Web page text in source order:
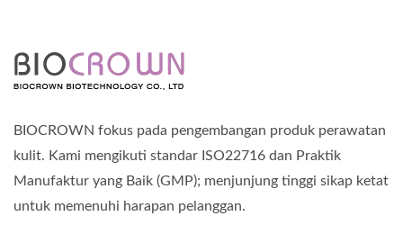
BIOCROWN fokus pada pengembangan produk perawatan
kulit. Kami mengikuti standar ISO22716 dan Praktik
Manufaktur yang Baik (GMP); menjunjung tinggi sikap ketat
untuk memenuhi harapan pelanggan.